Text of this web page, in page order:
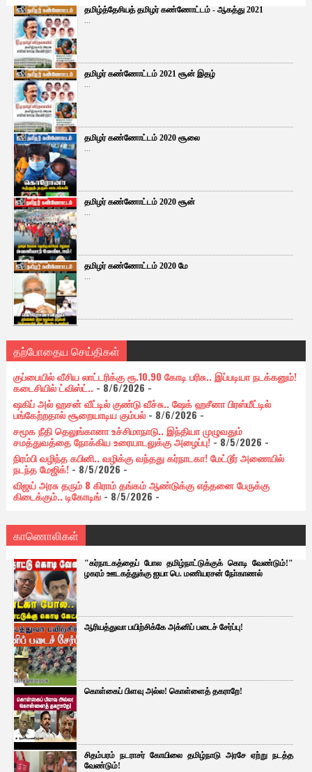
தமிழ்த்தேசியத் தமிழர் கண்ணோட்டம் - ஆகத்து 2021
...
தமிழர் கண்ணோட்டம் 2021 சூன் இதழ்
...
தமிழர் கண்ணோட்டம் 2020 சூலை
...
தமிழர் கண்ணோட்டம் 2020 சூன்
...
தமிழர் கண்ணோட்டம் 2020 மே
...
தற்போதைய செய்திகள்
குப்பையில் வீசிய லாட்டரிக்கு ரூ.10.90 கோடி பரிசு.. இப்படியா நடக்கனும்!
கடைசியில் ட்விஸ்ட்..- 8/6/2026 -
ஷகிப் அல் ஹசன் வீட்டில் குண்டு வீச்சு.. ஷேக் ஹசீனா பிரஸ்மீட்டில்
பங்கேற்றதால் சூறையாடிய கும்பல்- 8/6/2026-
சமூக நீதி தெலுங்கானா உச்சிமாநாடு.. இந்தியா முழுவதும்
சமத்துவத்தை நோக்கிய உரையாடலுக்கு அழைப்பு!- 8/5/2026 -
நிரம்பி வழிந்த கபினி.. வழிக்கு வந்தது கர்நாடகா! மேட்டூர் அணையில்
நடந்த மேஜிக்!- 8/5/2026 -
விஜய் அரசு தரும் 8 கிராம் தங்கம் ஆண்டுக்கு எத்தனை பேருக்கு
கிடைக்கும்.. டிகோடிங்- 8/5/2026 -
காணொலிகள்
"கர்நாடகத்தைப் போல தமிழ்நாட்டுக்குக் கொடி வேண்டும்!"
ழகரம் ஊடகத்துக்கு ஐயா பெ. மணியரசன் நோ்காணல்
ஆரியத்துவா பயிற்சிக்கே அக்னிப் படைச் சேர்ப்பு!
கொள்கைப் பிளவு அல்ல! கொள்ளைத் தகராறே!
சிதம்பரம் நடராசர் கோயிலை தமிழ்நாடு அரசே ஏற்று நடத்த
வேண்டும்!